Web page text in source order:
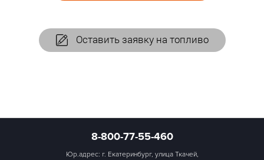
Оставить заявку на топливо
8-800-77-55-460
Юр.адрес: г. Екатеринбург, улица Ткачей,